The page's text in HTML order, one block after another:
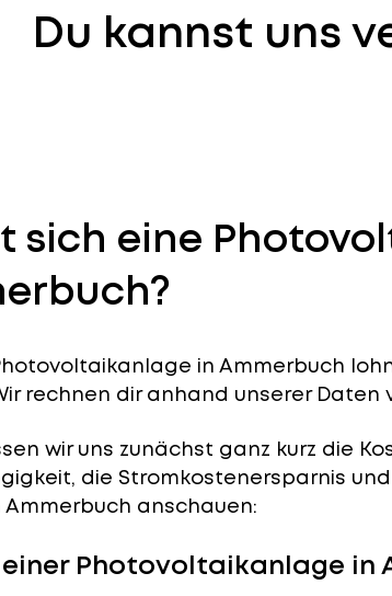
Du kannst uns
sich eine
in Ammerbuch
rechnen dir anhand unserer Daten
wir uns zunächst ganz kurz die
die Stromkostenersparnis
anschauen:
Photovoltaikanlage in